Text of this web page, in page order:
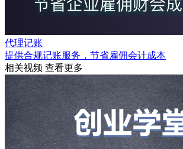
代理记账
提供合规记账服务，节省雇佣会计成本
相关视频 查看更多